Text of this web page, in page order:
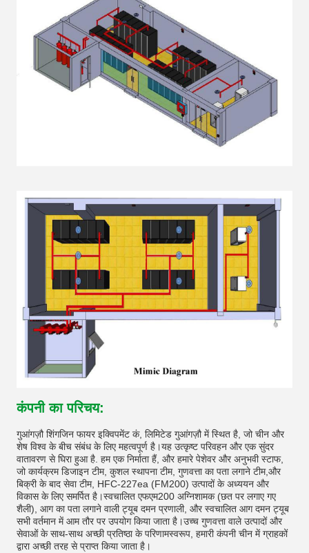
कंपनी का परिचय:
गुआंगज़ौ शिंगजिन फायर इक्विपमेंट कं, लिमिटेड गुआंगज़ौ में स्थित है, जो चीन और
शेष विश्व के बीच संबंध के लिए महत्वपूर्ण है।यह उत्कृष्ट परिवहन और एक सुंदर
वातावरण से घिरा हुआ है. हम एक निर्माता हैं, और हमारे पेशेवर और अनुभवी स्टाफ,
जो कार्यक्रम डिजाइन टीम, कुशल स्थापना टीम, गुणवत्ता का पता लगाने टीम,और
बिक्री के बाद सेवा टीम, HFC-227ea (FM200) उत्पादों के अध्ययन और
विकास के लिए समर्पित है।स्वचालित एफएम200 अग्निशामक (छत पर लगाए गए
शैली), आग का पता लगाने वाली ट्यूब दमन प्रणाली, और स्वचालित आग दमन ट्यूब
सभी वर्तमान में आम तौर पर उपयोग किया जाता है।उच्च गुणवत्ता वाले उत्पादों और
सेवाओं के साथ-साथ अच्छी प्रतिष्ठा के परिणामस्वरूप, हमारी कंपनी चीन में ग्राहकों
द्वारा अच्छी तरह से प्राप्त किया जाता है।